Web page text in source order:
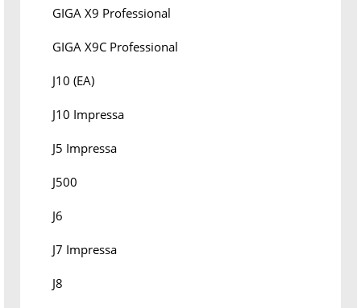
GIGA X9 Professional
GIGA X9C Professional
J10 (EA)
J10 Impressa
J5 Impressa
J500
J6
J7 Impressa
J8